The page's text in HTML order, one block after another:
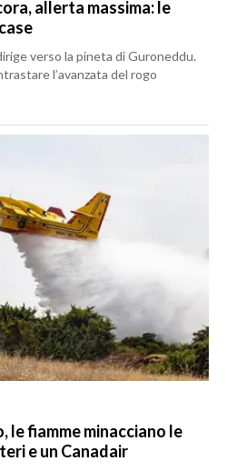
allerta massima: le
verso la pineta di Guroneddu.
l’avanzata del rogo
le fiamme minacciano le
e un Canadair